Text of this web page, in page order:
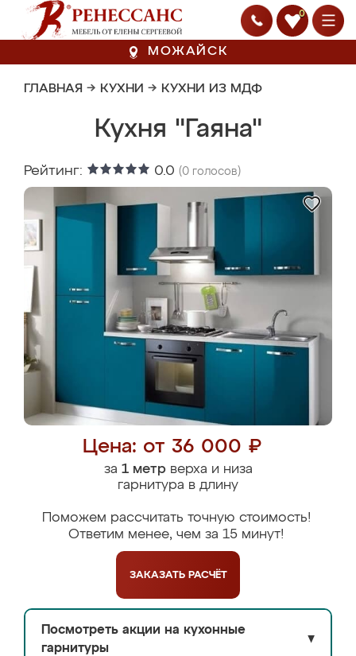
0
МОЖАЙСК
ГЛАВНАЯ → КУХНИ → КУХНИ ИЗ МДФ
Кухня "Гаяна"
Рейтинг: 0.0 (0 голосов)
Цена: от 36 000 ₽
за 1 метрверха и низа
гарнитура в длину
Поможем рассчитать точную стоимость!
Ответим менее, чем за 15 минут!
ЗАКАЗАТЬ РАСЧЁТ
Посмотреть акции на кухонные
гарнитуры
▼